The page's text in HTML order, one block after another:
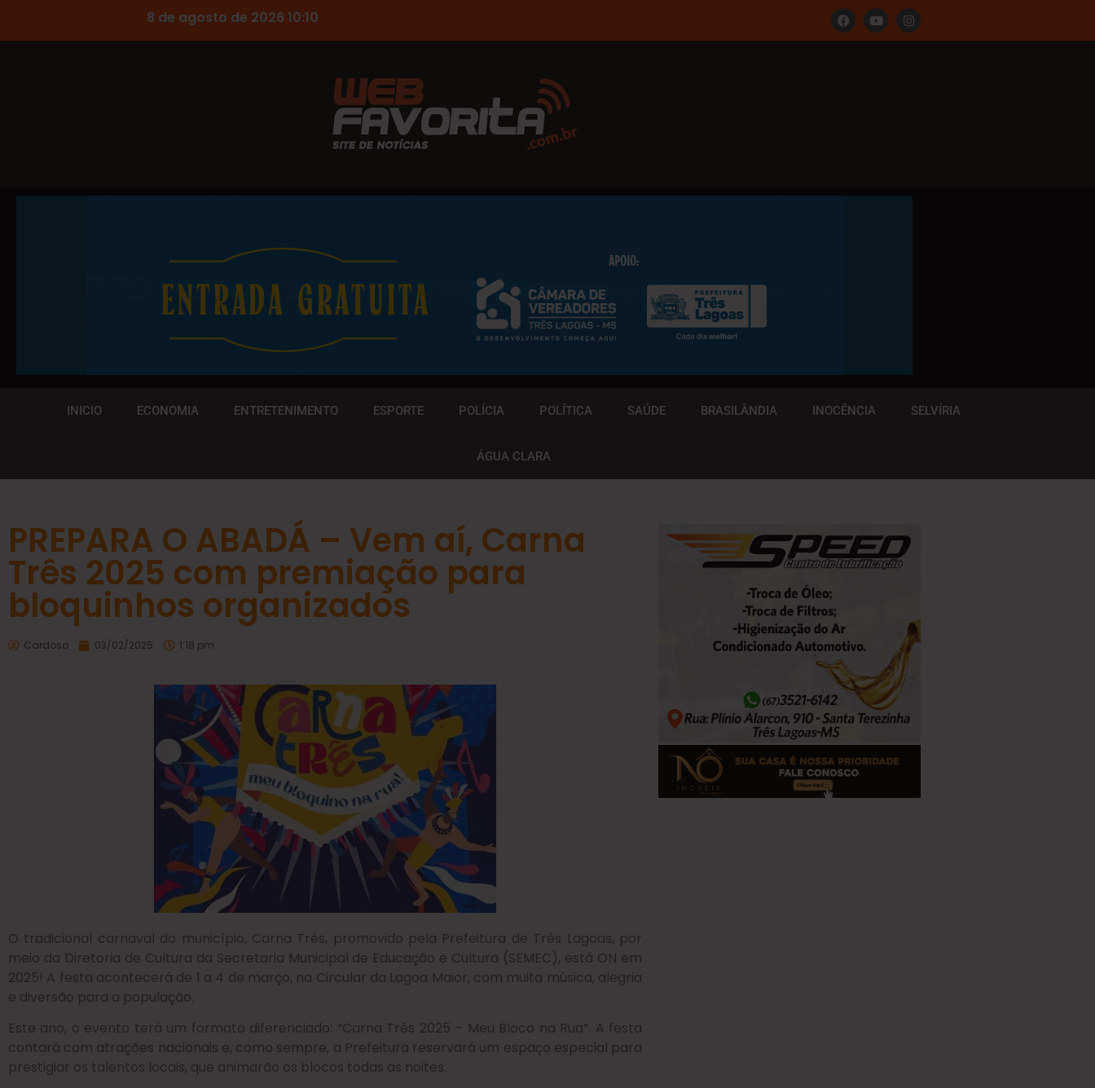
8 de agosto de 2026 10:10
INICIO ECONOMIA ENTRETENIMENTO ESPORTE POLÍCIA POLÍTICA SAÚDE BRASILÂNDIA INOCÊNCIA SELVÍRIA
ÁGUA CLARA
PREPARA O ABADÁ – Vem aí, Carna
Três 2025 com premiação para
bloquinhos organizados
Cardoso 03/02/2025 1:18 pm
O tradicional carnaval do município, Carna Três, promovido pela Prefeitura de Três Lagoas, por
meio da Diretoria de Cultura da Secretaria Municipal de Educação e Cultura (SEMEC), está ON em
2025! A festa acontecerá de 1 a 4 de março, na Circular da Lagoa Maior, com muita música, alegria
e diversão para a população.
Este ano, o evento terá um formato diferenciado: “Carna Três 2025 – Meu Bloco na Rua”. A festa
contará com atrações nacionais e, como sempre, a Prefeitura reservará um espaço especial para
prestigiar os talentos locais, que animarão os blocos todas as noites.